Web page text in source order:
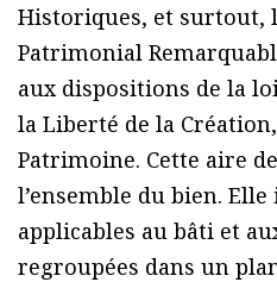
Historiques, et surtout,
Patrimonial
aux dispositions de la
la Liberté de la
Patrimoine. Cette aire
l’ensemble du bien.
applicables au bâti et
regroupées dans un